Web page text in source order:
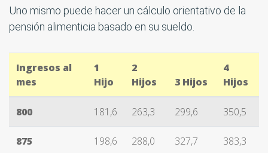
Uno mismo puede hacer un cálculo orientativo de la
pensión alimenticia basado en su sueldo.
Ingresos al
mes
1
Hijo
2
Hijos
3 Hijos
4
Hijos
800 181,6 263,3 299,6 350,5
875 198,6 288,0 327,7 383,3